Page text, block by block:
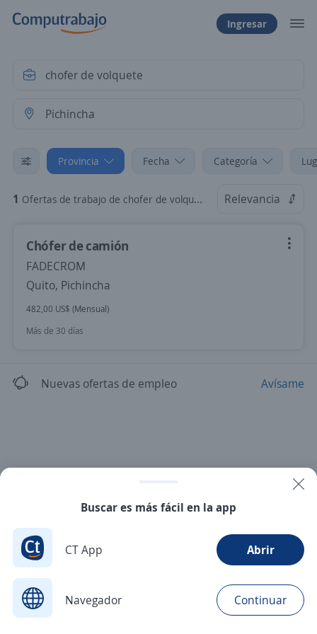
Ingresar
Provincia Fecha Categoría
1 Ofertas de trabajo de chofer de volquete en Pichincha Relevancia
Chófer de camión
FADECROM
Quito, Pichincha
482,00 US$ (Mensual)
Más de 30 días
Nuevas ofertas de empleo Avísame
Buscar es más fácil en la app
CT App Abrir
Navegador Continuar